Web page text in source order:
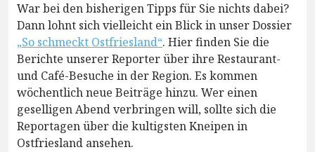
War bei den bisherigen Tipps für Sie nichts dabei?
Dann lohnt sich vielleicht ein Blick in unser Dossier
„So schmeckt Ostfriesland“. Hier finden Sie die
Berichte unserer Reporter über ihre Restaurant-
und Café-Besuche in der Region. Es kommen
wöchentlich neue Beiträge hinzu. Wer einen
geselligen Abend verbringen will, sollte sich die
Reportagen über die kultigsten Kneipen in
Ostfriesland ansehen.